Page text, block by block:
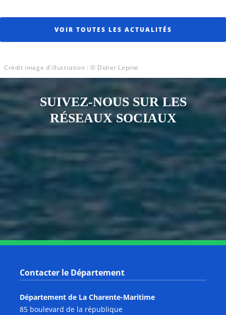
VOIR TOUTES LES ACTUALITÉS
Crédit image d'illustration : © Didier Lepine
SUIVEZ-NOUS SUR LES
RÉSEAUX SOCIAUX
Notre page Instagram
Notre page FacebookNotre page Tiktok
Notre page
Notre page Youtube
Contacter le Département
Département de La Charente-Maritime
85 boulevard de la république